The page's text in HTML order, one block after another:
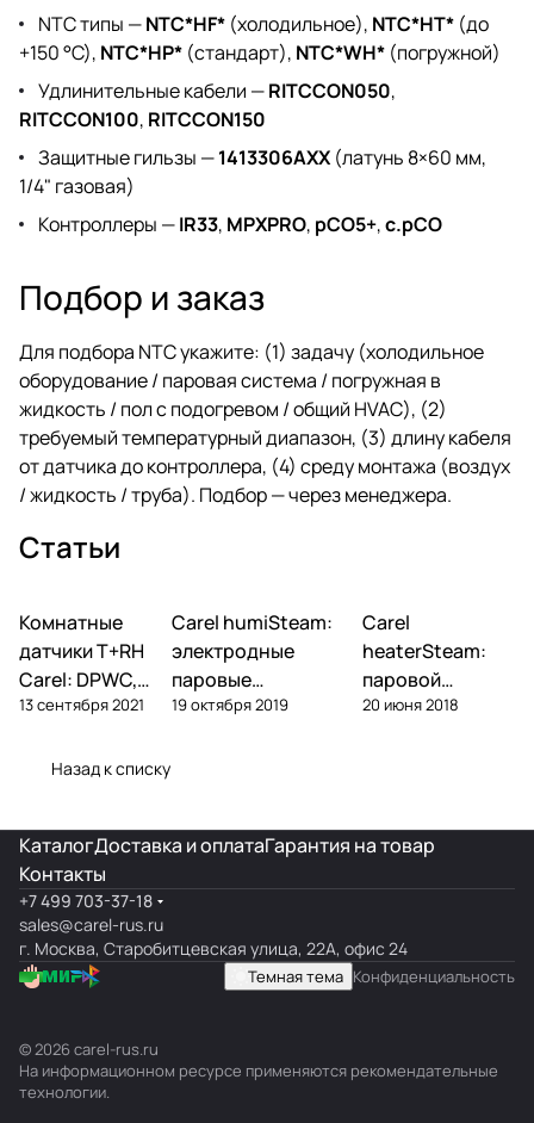
NTC типы —NTC*HF* (холодильное), NTC*HT* (до
+150 °C), NTC*HP* (стандарт), NTC*WH* (погружной)
Удлинительные кабели —RITCCON050,
RITCCON100, RITCCON150
Защитные гильзы —1413306AXX (латунь 8×60 мм,
1/4" газовая)
Контроллеры —IR33, MPXPRO, pCO5+,c.pCO
Подбор и заказ
Для подбора NTC укажите: (1) задачу (холодильное
оборудование / паровая система / погружная в
жидкость / пол с подогревом / общий HVAC), (2)
требуемый температурный диапазон, (3) длину кабеля
от датчика до контроллера, (4) среду монтажа (воздух
/ жидкость / труба). Подбор — черезменеджера.
Статьи
Автоматика и
контроллеры
Комнатные
датчики T+RH
Carel: DPWC,
DPDC, ASWC —
13 сентября 2021
Увлажнение
Carel humiSteam:
электродные
паровые
увлажнители —
19 октября 2019
Увлажнение
Carel
heaterSteam:
паровой
увлажнитель с
20 июня 2018
Назад к списку
КаталогДоставка и оплатаГарантия на товар
Контакты
+7 499 703-37-18
sales@carel-rus.ru
г. Москва, Старобитцевская улица, 22А, офис 24
Темная тема Конфиденциальность
© 2026 carel-rus.ru
На информационном ресурсе применяются рекомендательные
технологии.